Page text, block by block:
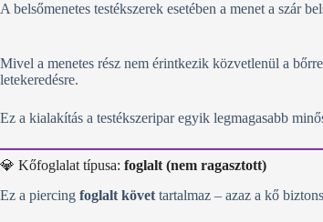
A belsőmenetes testékszerek esetében a menet a szár
Mivel a menetes rész nem érintkezik közvetlenül a
letekeredésre.
Ez a kialakítás a testékszeripar egyik legmagasabb
💎 Kőfoglalat típusa: foglalt (nem ragasztott)
Ez a piercing foglalt követ tartalmaz – azaz a kő